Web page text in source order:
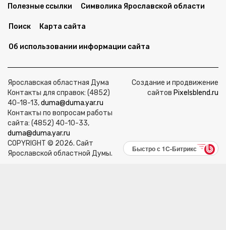
Полезные ссылки Символика Ярославской области
Поиск Карта сайта
Об использовании информации сайта
Ярославская областная Дума
Контакты для справок: (4852)
40-18-13,duma@duma.yar.ru
Контакты по вопросам работы
сайта: (4852) 40-10-33,
duma@duma.yar.ru
COPYRIGHT © 2026. Сайт
Ярославской областной Думы.
Создание и продвижение
сайтов Pixelsblend.ru
Быстро с 1С-Битрикс